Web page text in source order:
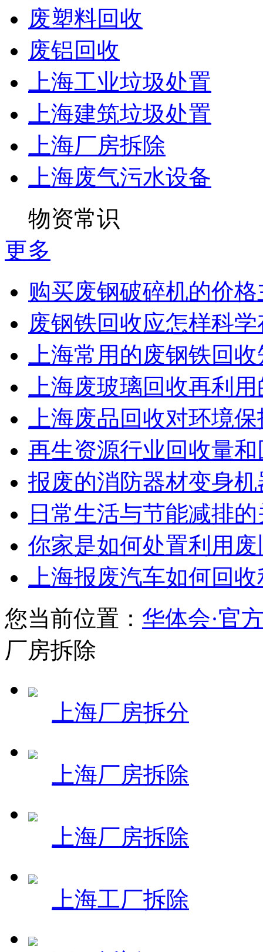
废塑料回收
废铝回收
上海工业垃圾处置
上海建筑垃圾处置
上海厂房拆除
上海废气污水设备
物资常识
更多
购买废钢破碎机的价
废钢铁回收应怎样科
上海常用的废钢铁回
上海废玻璃回收再利
上海废品回收对环境
再生资源行业回收量
报废的消防器材变身机
日常生活与节能减排
你家是如何处置利用
上海报废汽车如何回
您当前位置： 华体会·官
厂房拆除
上海厂房拆分
上海厂房拆除
上海厂房拆除
上海工厂拆除